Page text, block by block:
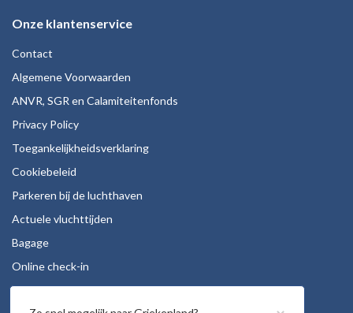
Onze klantenservice
Contact
Algemene Voorwaarden
ANVR, SGR en Calamiteitenfonds
Privacy Policy
Toegankelijkheidsverklaring
Cookiebeleid
Parkeren bij de luchthaven
Actuele vluchttijden
Bagage
Online check-in
Stoelreservering